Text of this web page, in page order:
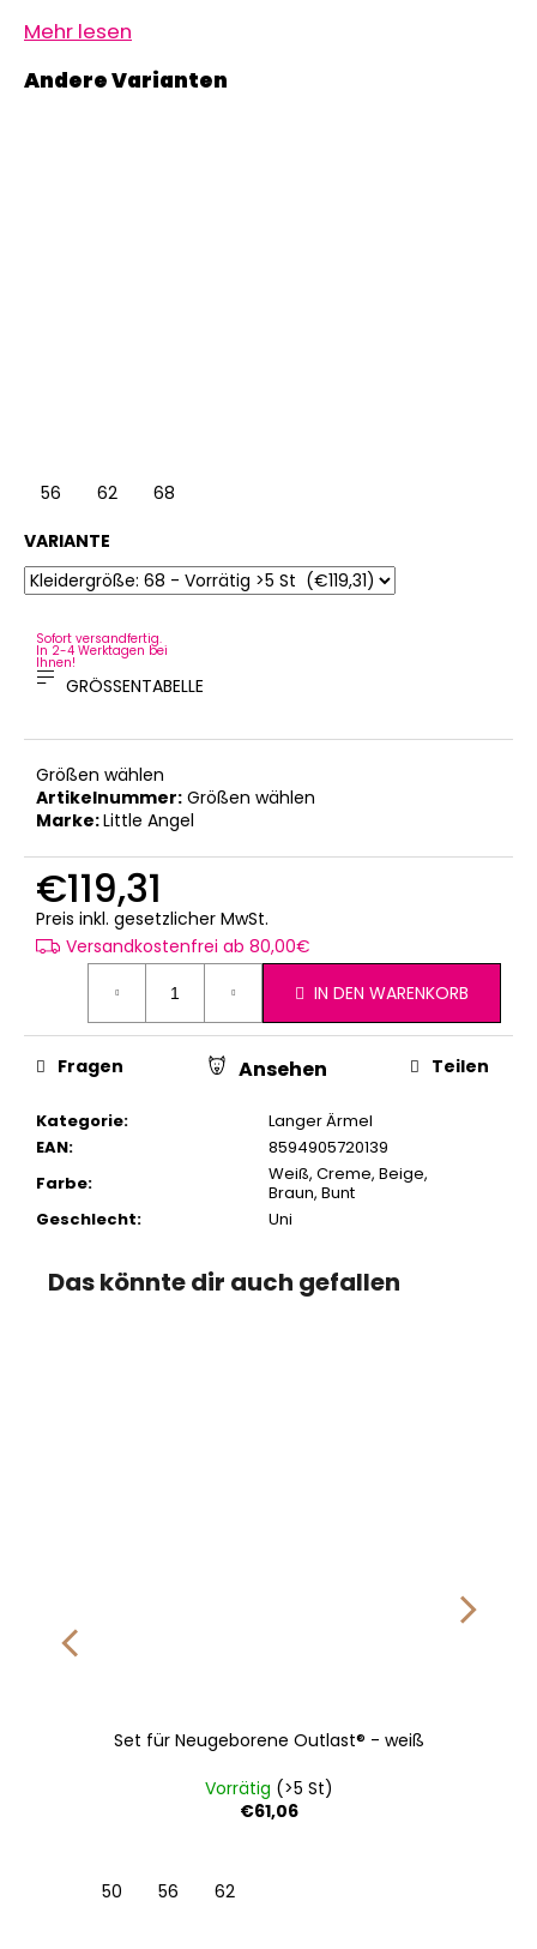
Mehr lesen
56 62
68
VARIANTE
Sofort versandfertig.
In 2-4 Werktagen bei
Ihnen!
GRÖSSENTABELLE
Größen wählen
Artikelnummer: Größen wählen
Marke:Little Angel
€119,31
Preis inkl. gesetzlicher MwSt.
Versandkostenfrei ab 80,00€
IN DEN WARENKORB
Kategorie:
Langer Ärmel
EAN:
8594905720139
Farbe: Weiß, Creme, Beige,
Braun, Bunt
Geschlecht: Uni
Fragen Ansehen Teilen
Das könnte dir auch gefallen
Set für Neugeborene Outlast® - weiß
Vorrätig (>5 St)
€61,06
50 56 62